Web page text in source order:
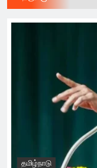
தமிழ்நாடு